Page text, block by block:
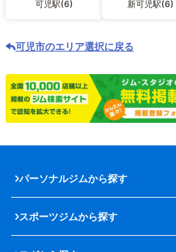
可児駅(6) 新可児駅(6)
可児市のエリア選択に戻る
パーソナルジムから探す
スポーツジムから探す